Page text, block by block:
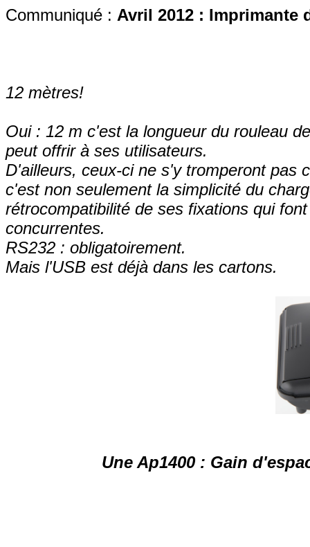
Communiqué : Avril 2012 : Imprimante
12 mètres!
Oui : 12 m c'est la longueur du rouleau
peut offrir à ses utilisateurs.
D'ailleurs, ceux-ci ne s'y tromperont pas
c'est non seulement la simplicité du
rétrocompatibilité de ses fixations qui
concurrentes.
RS232 : obligatoirement.
Mais l'USB est déjà dans les cartons.
Une Ap1400 : Gain